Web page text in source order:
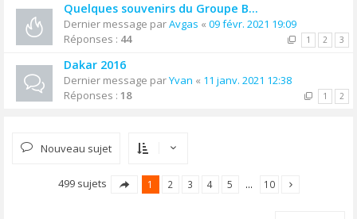
Quelques souvenirs du Groupe B...
Dernier message parAvgas « 09 févr. 2021 19:09
Réponses : 44 1 2 3
Dakar 2016
Dernier message parYvan « 11 janv. 2021 12:38
Réponses : 18 1 2
Nouveau sujet
499 sujets 1 2 3 4 5 … 10